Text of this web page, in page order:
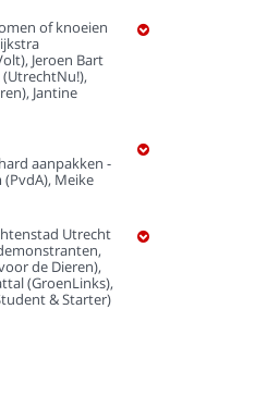
of knoeien
Jeroen Bart
(UtrechtNu!),
Jantine
aanpakken -
(PvdA), Meike
Utrecht
de Dieren),
(GroenLinks),
& Starter)